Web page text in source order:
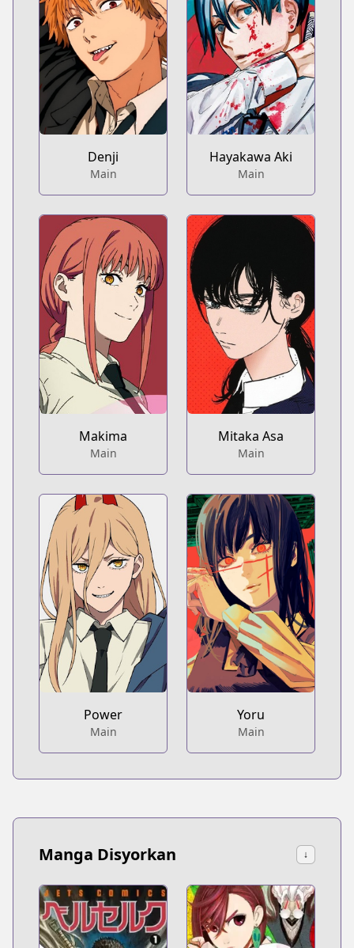
Denji
Main
Hayakawa Aki
Main
Makima
Main
Mitaka Asa
Main
Power
Main
Yoru
Main
Manga Disyorkan ↓